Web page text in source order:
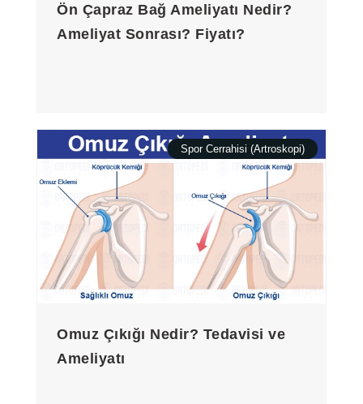
Ön Çapraz Bağ Ameliyatı Nedir?
Ameliyat Sonrası? Fiyatı?
Spor Cerrahisi (Artroskopi)
Omuz Çıkığı Nedir? Tedavisi ve
Ameliyatı